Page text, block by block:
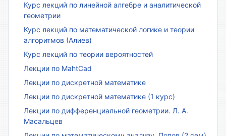
Курс лекций по линейной алгебре и аналитической
геометрии
Курс лекций по математической логике и теории
алгоритмов (Алиев)
Курс лекций по теории вероятностей
Лекции по MahtCad
Лекции по дискретной математике
Лекции по дискретной математике (1 курс)
Лекции по дифференциальной геометрии. Л. А.
Масальцев